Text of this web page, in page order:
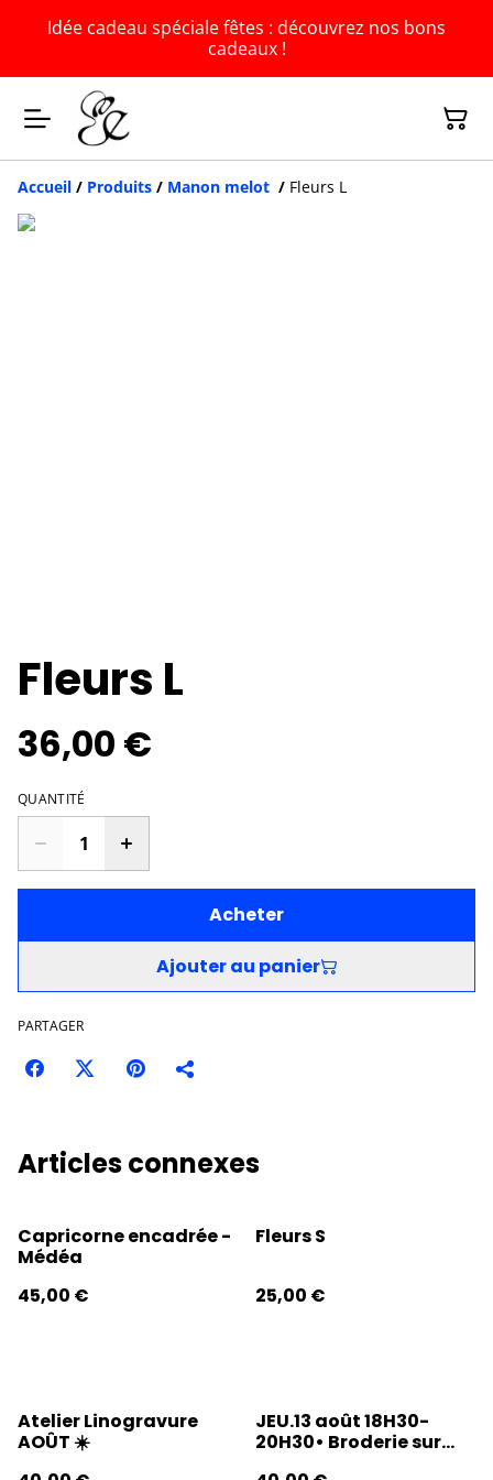
Idée cadeau spéciale fêtes : découvrez nos bons
cadeaux !
Accueil / Produits / Manon melot / Fleurs L
Fleurs L
36,00 €
QUANTITÉ
Acheter
Ajouter au panier
PARTAGER
Articles connexes
Capricorne encadrée -
Médéa
45,00 €
Fleurs S
25,00 €
Atelier Linogravure
AOÛT ☀️
JEU.13 août 18H30-
20H30• Broderie sur